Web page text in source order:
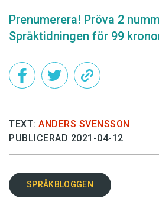
Prenumerera! Pröva 2
Språktidningen för 99
TEXT: ANDERS SVENSSON
PUBLICERAD 2021-04-12
SPRÅKBLOGGEN